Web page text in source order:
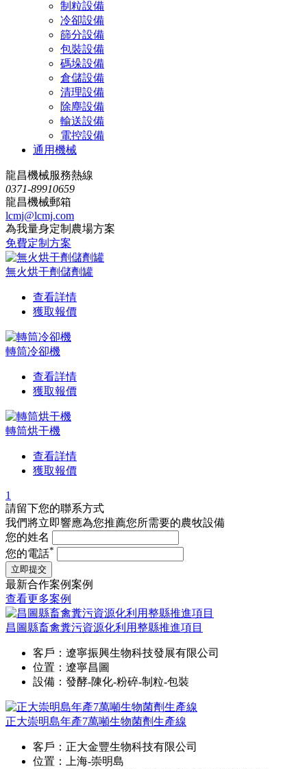
制粒設備
冷卻設備
篩分設備
包裝設備
碼垛設備
倉儲設備
清理設備
除塵設備
輸送設備
電控設備
通用機械
龍昌機械服務熱線
0371-89910659
龍昌機械郵箱
lcmj@lcmj.com
為我量身定制農場方案
免費定制方案
無火烘干劑儲劑罐
查看詳情
獲取報價
轉筒冷卻機
查看詳情
獲取報價
轉筒烘干機
查看詳情
獲取報價
1
請留下您的聯系方式
我們將立即響應為您推薦您所需要的農牧設備
您的姓名
您的電話*
立即提交
最新合作案例案例
查看更多案例
昌圖縣畜禽糞污資源化利用整縣推進項目
客戶：遼寧振興生物科技發展有限公司
位置：遼寧昌圖
設備：發酵-陳化-粉碎-制粒-包裝
正大崇明島年產7萬噸生物菌劑生產線
客戶：正大金豐生物科技有限公司
位置：上海-崇明島